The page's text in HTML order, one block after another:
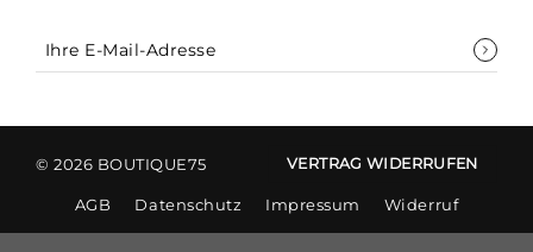
© 2026 BOUTIQUE75 VERTRAG WIDERRUFEN
AGB Datenschutz Impressum Widerruf